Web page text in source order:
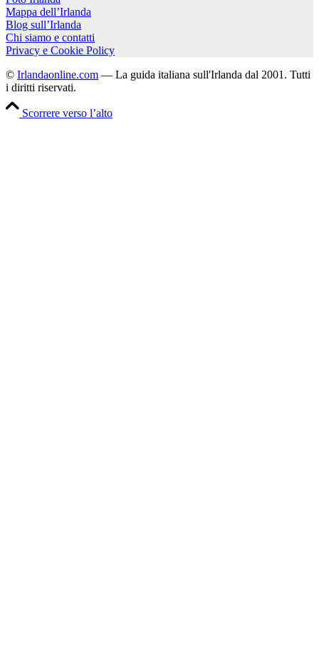
Mappa dell’Irlanda
Blog sull’Irlanda
Chi siamo e contatti
Privacy e Cookie Policy
© Irlandaonline.com — La guida italiana sull'Irlanda dal 2001. Tutti
i diritti riservati.
Scorrere verso l’alto